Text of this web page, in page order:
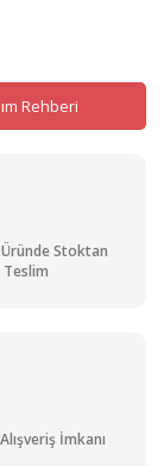
Rehberi
Stoktan
Teslim
İmkanı